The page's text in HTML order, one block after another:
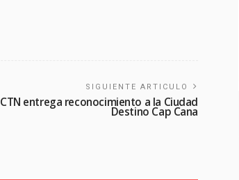
SIGUIENTE ARTICULO
CTN entrega reconocimiento a la Ciudad
Destino Cap Cana